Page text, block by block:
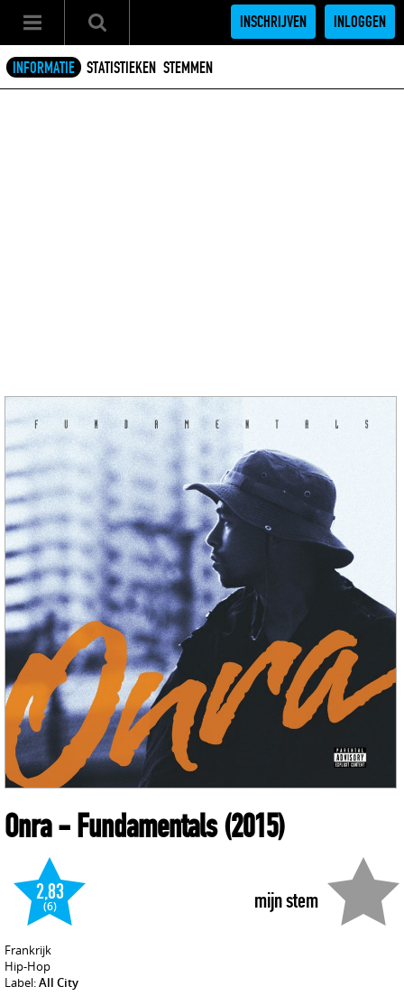
INSCHRIJVEN INLOGGEN
INFORMATIE STATISTIEKEN STEMMEN
Onra- Fundamentals(2015)
mijn stem
2,83
(6)
Frankrijk
Hip-Hop
Label:All City